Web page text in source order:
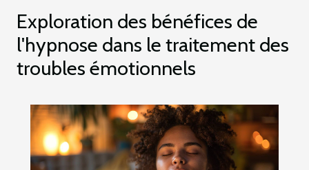
Exploration des bénéfices de
l'hypnose dans le traitement des
troubles émotionnels